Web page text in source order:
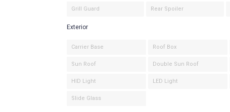
Grill Guard Rear Spoiler
Exterior
Carrier Base Roof Box
Sun Roof Double Sun Roof
HID Light LED Light
Slide Glass